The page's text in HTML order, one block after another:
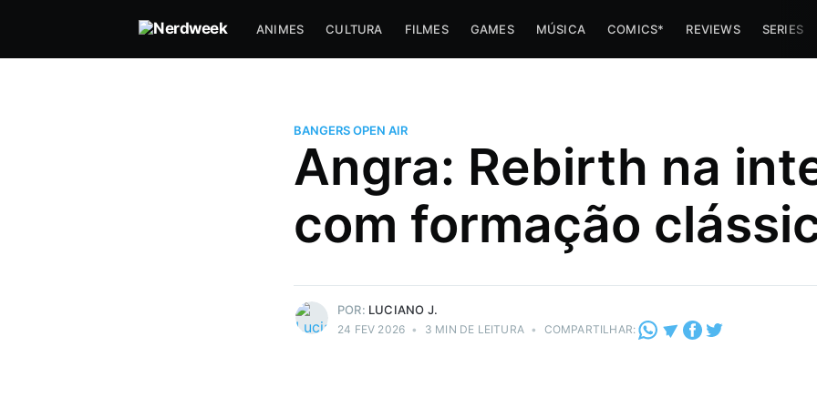
ANIMES CULTURA FILMES GAMES MÚSICA COMICS* REVIEWS SERIES
BANGERS OPEN AIR
Angra: Rebirth na
com formação
Gosta de uns joguinho e filme de navinha
POR: LUCIANO J.
24 FEV 2026 • 3 MIN DE LEITURA • COMPARTILHAR: